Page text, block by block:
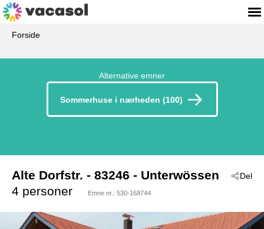
Forside
Alternative emner
Sommerhuse i nærheden (100)
Del
Alte Dorfstr. - 83246 - Unterwössen
4 personer
Emne nr.: 530-168744